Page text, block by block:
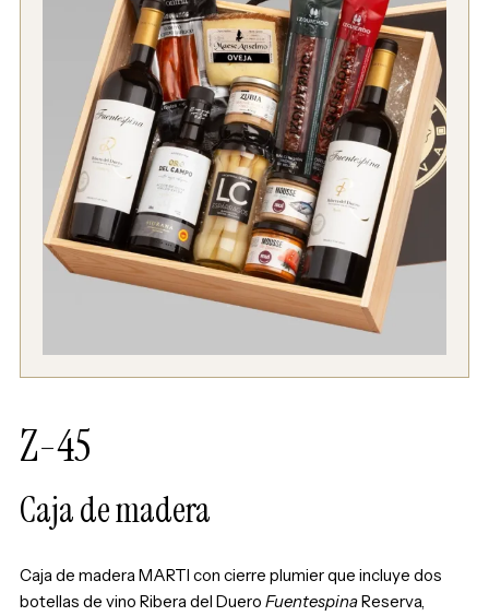
Z-45
Caja de madera
Caja de madera MARTI con cierre plumier que incluye dos
botellas de vino Ribera del Duero FuentespinaReserva,